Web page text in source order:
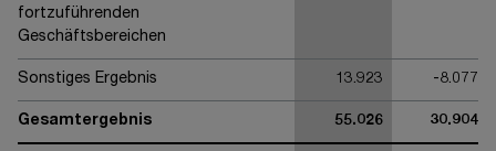
fortzuführenden
Geschäftsbereichen
Sonstiges Ergebnis 13.923 -8.077
Gesamtergebnis 55.026 30.904